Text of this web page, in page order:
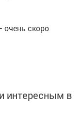
очень скоро
интересным в